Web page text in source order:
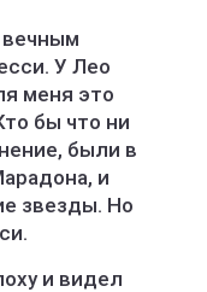
вечным
У Лео
меня это
бы что ни
были в
и
звезды. Но
и видел